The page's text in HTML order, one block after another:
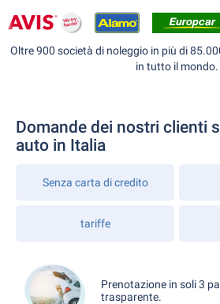
Oltre 900 società di noleggio in più di
in tutto il mondo.
Domande dei nostri clienti
auto in Italia
Senza carta di credito
tariffe
Prenotazione in soli 3
trasparente.